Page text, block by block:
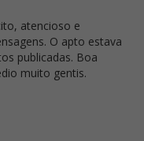
atencioso e
O apto estava
publicadas. Boa
muito gentis.